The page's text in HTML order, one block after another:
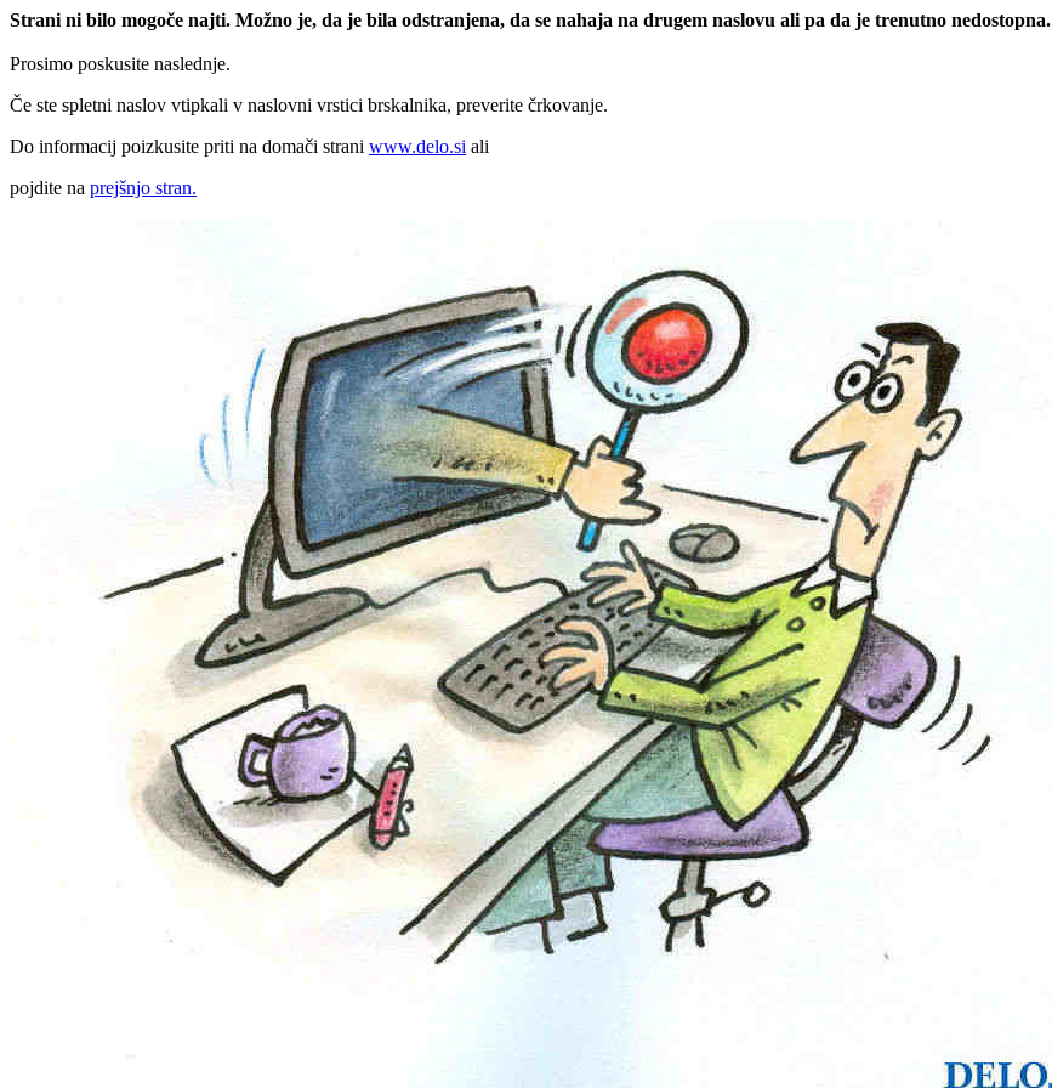
Strani ni bilo mogoče najti. Možno je, da je bila odstranjena, da se nahaja na drugem naslovu ali pa da je trenutno nedostopna.
Prosimo poskusite naslednje.
Če ste spletni naslov vtipkali v naslovni vrstici brskalnika, preverite črkovanje.
Do informacij poizkusite priti na domači strani www.delo.si ali
pojdite na prejšnjo stran.